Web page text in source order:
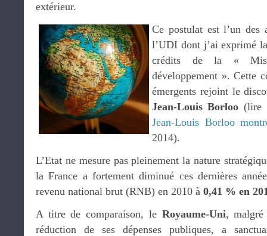
extérieur.
Ce postulat est l’un des
l’UDI dont j’ai exprimé
crédits de la «
développement ». Cette
émergents rejoint le
Jean-Louis Borloo
Jean-Louis Borloo
2014).
L’Etat ne mesure pas pleinement la nature
la France a fortement diminué ces dernières
revenu national brut (RNB) en 2010 à 0,41 % en
A titre de comparaison, le Royaume-Uni, malgré
réduction de ses dépenses publiques, a